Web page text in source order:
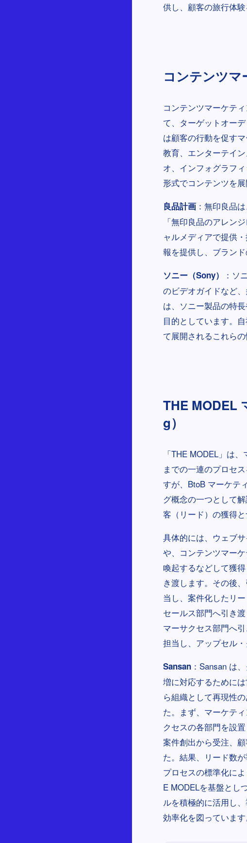
供し、顧客の旅行体験
コンテンツマ
コンテンツマーケテ
て、ターゲットオー
は顧客の行動を促す
教育、エンターテイ
オ、インフォグラフ
形式でコンテンツを展
良品計画 ：無印良品
「無印良品のアレン
ャルメディアで提供
報を提供し、ブラン
ソニー（Sony）
：ソ
のビデオガイドなど
は、ソニー製品の特
目的としています。
て展開されるこれら
THE MODEL
g）
「THE MODEL」は
までの一連のプロセ
すが、BtoB マーケテ
グ概念の一つとして
客（リード）の獲得
具体的には、ウェブ
や、コンテンツマー
喚起するなどして獲
き渡します。その後
当し、案件化したリ
セールス部門へ引き
マーサクセス部門へ
担当し、アップセル
Sansan ：Sansan は
増に対応するために
ら組織として再現性
た。まず、マーケテ
クセスの各部門を設
案件創出から受注、
た。結果、リード数
プロセスの標準化に
E MODELを基盤とし
ルを積極的に活用し
効率化を図っています